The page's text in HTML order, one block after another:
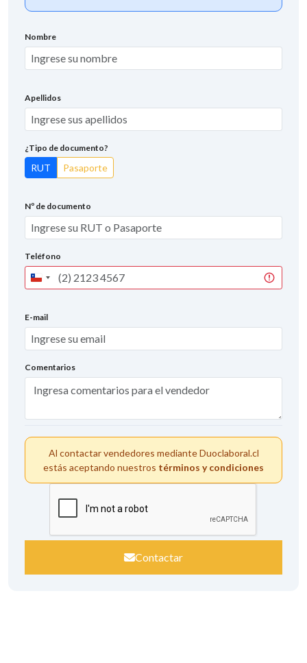
Nombre
Apellidos
¿Tipo de documento?
RUT Pasaporte
Nº de documento
Teléfono
Chile
+56
E-mail
Comentarios
Al contactar vendedores mediante Duoclaboral.cl
estás aceptando nuestros términos y condiciones
Contactar